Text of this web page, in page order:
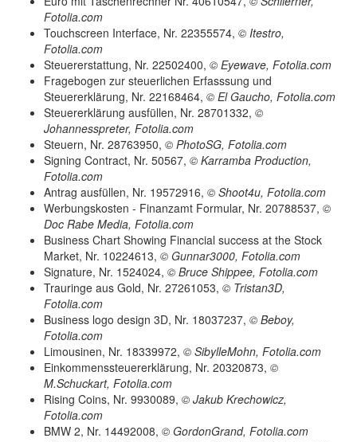
Fotolia.com
Touchscreen Interface, Nr. 22355574, © Itestro,
Fotolia.com
Steuererstattung, Nr. 22502400, © Eyewave, Fotolia.com
Fragebogen zur steuerlichen Erfasssung und
Steuererklärung, Nr. 22168464, © El Gaucho, Fotolia.com
Steuererklärung ausfüllen, Nr. 28701332, ©
Johannesspreter, Fotolia.com
Steuern, Nr. 28763950, © PhotoSG, Fotolia.com
Signing Contract, Nr. 50567, © Karramba Production,
Fotolia.com
Antrag ausfüllen, Nr. 19572916, © Shoot4u, Fotolia.com
Werbungskosten - Finanzamt Formular, Nr. 20788537, ©
Doc Rabe Media, Fotolia.com
Business Chart Showing Financial success at the Stock
Market, Nr. 10224613, © Gunnar3000, Fotolia.com
Signature, Nr. 1524024, © Bruce Shippee, Fotolia.com
Trauringe aus Gold, Nr. 27261053, © Tristan3D,
Fotolia.com
Business logo design 3D, Nr. 18037237, © Beboy,
Fotolia.com
Limousinen, Nr. 18339972, © SibylleMohn, Fotolia.com
Einkommenssteuererklärung, Nr. 20320873, ©
M.Schuckart, Fotolia.com
Rising Coins, Nr. 9930089, © Jakub Krechowicz,
Fotolia.com
BMW 2, Nr. 14492008, © GordonGrand, Fotolia.com